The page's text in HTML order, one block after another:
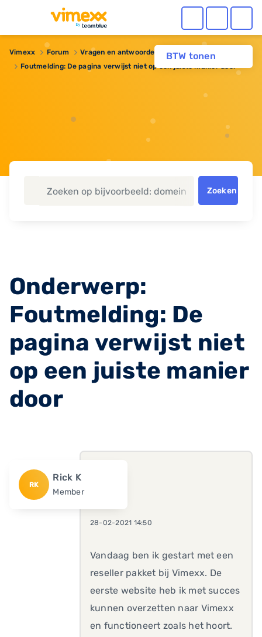
BTW tonen
Vimexx Forum Vragen en antwoorden
Reseller hosting
Foutmelding: De pagina verwijst niet op een juiste manier door
Zoeken
Onderwerp:
Foutmelding: De
pagina verwijst niet
op een juiste manier
door
RK
Rick K
Member
28-02-2021 14:50
Vandaag ben ik gestart met een
reseller pakket bij Vimexx. De
eerste website heb ik met succes
kunnen overzetten naar Vimexx
en functioneert zoals het hoort.